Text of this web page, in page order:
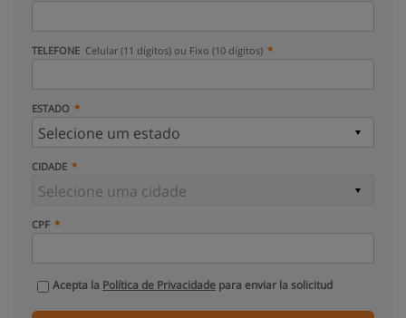
TELEFONE Celular (11 dígitos) ou Fixo (10 dígitos)
ESTADO
CIDADE
CPF
Acepta la Política de Privacidade para enviar la solicitud